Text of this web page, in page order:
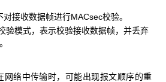
对接收数据帧进行MACsec校验。
验模式，表示校验接收数据帧，并丢弃
网络中传输时，可能出现报文顺序的重